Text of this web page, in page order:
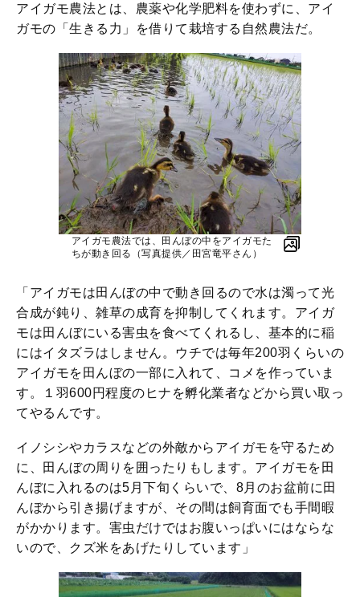
アイガモ農法とは、農薬や化学肥料を使わずに、アイ
ガモの「生きる力」を借りて栽培する自然農法だ。
アイガモ農法では、田んぼの中をアイガモた
ちが動き回る（写真提供／田宮竜平さん）
「アイガモは田んぼの中で動き回るので水は濁って光
合成が鈍り、雑草の成育を抑制してくれます。アイガ
モは田んぼにいる害虫を食べてくれるし、基本的に稲
にはイタズラはしません。ウチでは毎年200羽くらいの
アイガモを田んぼの一部に入れて、コメを作っていま
す。１羽600円程度のヒナを孵化業者などから買い取っ
てやるんです。
イノシシやカラスなどの外敵からアイガモを守るため
に、田んぼの周りを囲ったりもします。アイガモを田
んぼに入れるのは5月下旬くらいで、8月のお盆前に田
んぼから引き揚げますが、その間は飼育面でも手間暇
がかかります。害虫だけではお腹いっぱいにはならな
いので、クズ米をあげたりしています」